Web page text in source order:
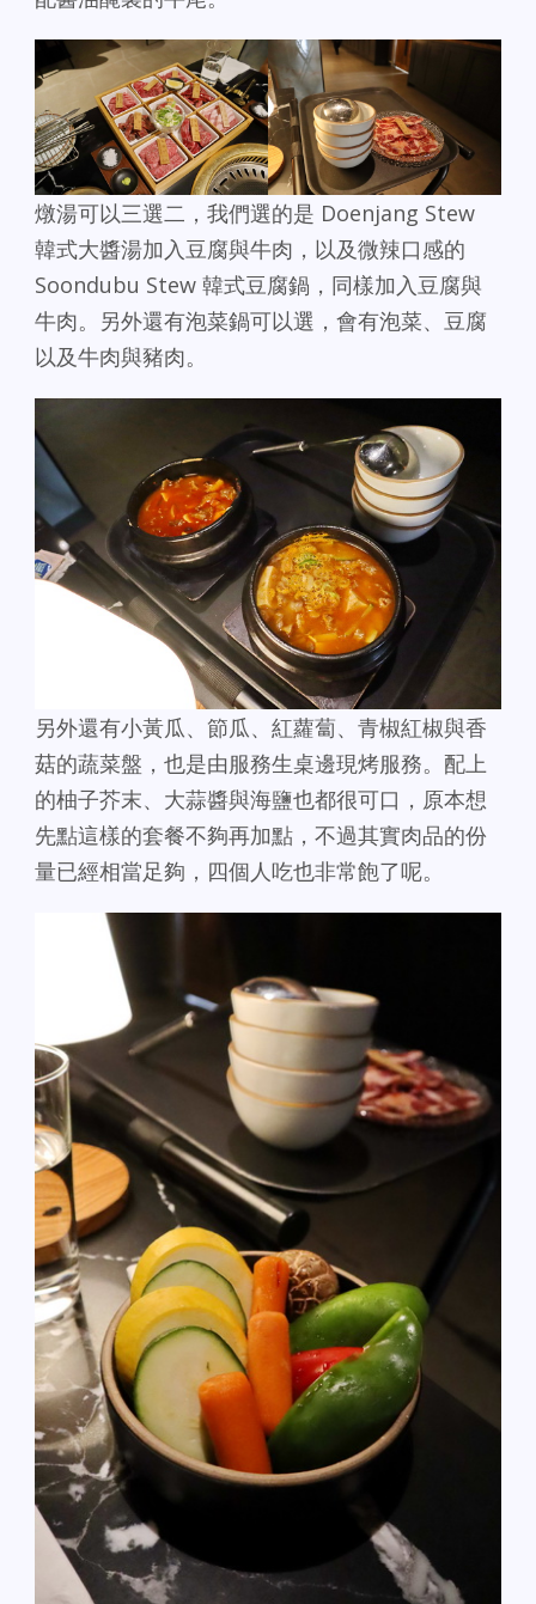
燉湯可以三選二，我們選的是 Doenjang Stew
韓式大醬湯加入豆腐與牛肉，以及微辣口感的
Soondubu Stew 韓式豆腐鍋，同樣加入豆腐與
牛肉。另外還有泡菜鍋可以選，會有泡菜、豆腐
以及牛肉與豬肉。
另外還有小黃瓜、節瓜、紅蘿蔔、青椒紅椒與香
菇的蔬菜盤，也是由服務生桌邊現烤服務。配上
的柚子芥末、大蒜醬與海鹽也都很可口，原本想
先點這樣的套餐不夠再加點，不過其實肉品的份
量已經相當足夠，四個人吃也非常飽了呢。